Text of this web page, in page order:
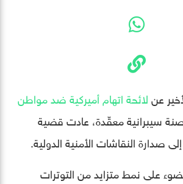
عنلائحة اتهام أميركية ضد مواطن
سيبرانية معقّدة، عادت قضية
صدارة النقاشات الأمنية الدولية.
على نمط متزايد من التوترات